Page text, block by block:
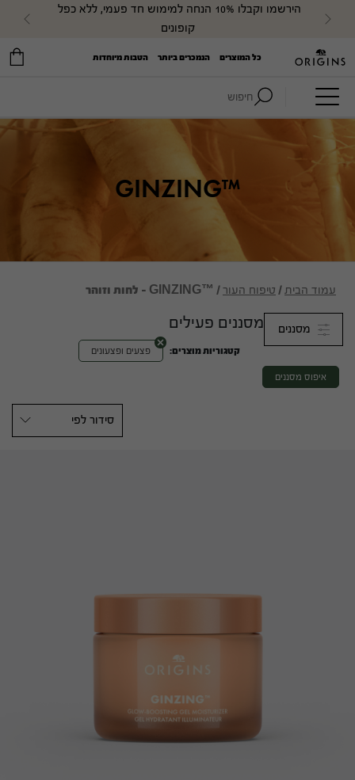
קופונים
Next
כל המוצרים הנמכרים ביותר הטבות מיוחדות
חיפוש:
™GINZING
עמוד הבית/ טיפוח העור/ ™GINZING - לחות וזוהר
מסננים פעילים
קטגוריות מוצרים: פצעים ופצעונים
איפוס מסננים
סידור לפי